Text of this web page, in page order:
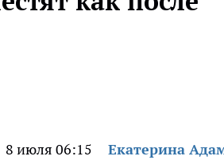
8 июля 06:15 Екатерина